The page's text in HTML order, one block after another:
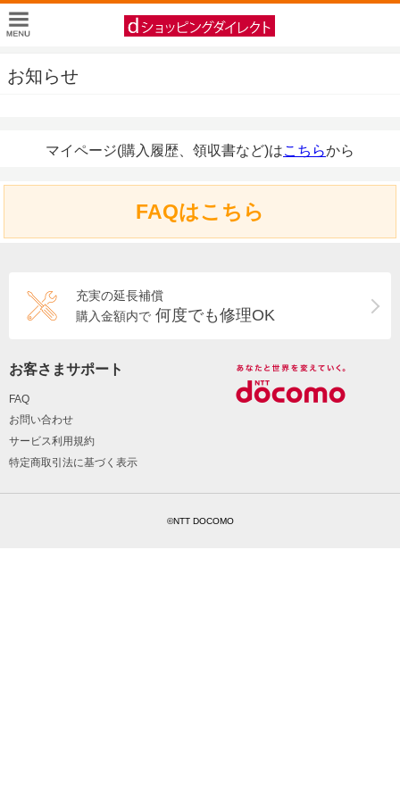
お知らせ
マイページ(購入履歴、領収書など)はこちらから
FAQはこちら
充実の延長補償
購入金額内で 何度でも修理OK
お客さまサポート
FAQ
お問い合わせ
サービス利用規約
特定商取引法に基づく表示
©NTT DOCOMO